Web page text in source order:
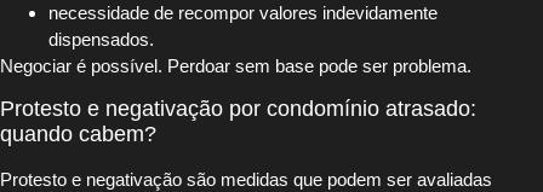
necessidade de recompor valores indevidamente
dispensados.
Negociar é possível. Perdoar sem base pode ser problema.
Protesto e negativação por condomínio atrasado:
quando cabem?
Protesto e negativação são medidas que podem ser avaliadas